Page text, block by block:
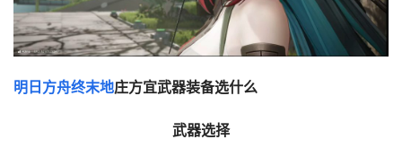
明日方舟终末地庄方宜武器装备选什么
武器选择